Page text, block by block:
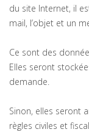
du site Internet, il
mail, l’objet et un
Ce sont des
Elles seront
demande.
Sinon, elles seront
règles civiles et